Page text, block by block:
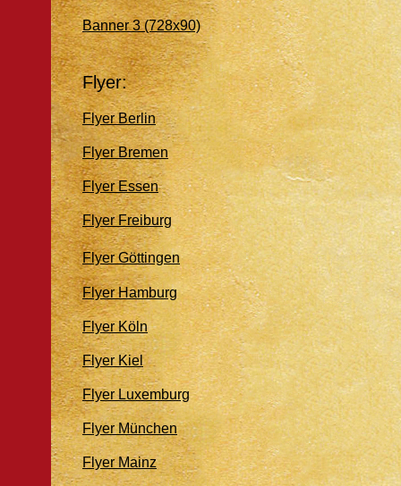
Banner 3 (728x90)
Flyer:
Flyer Berlin
Flyer Bremen
Flyer Essen
Flyer Freiburg
Flyer Göttingen
Flyer Hamburg
Flyer Köln
Flyer Kiel
Flyer Luxemburg
Flyer München
Flyer Mainz